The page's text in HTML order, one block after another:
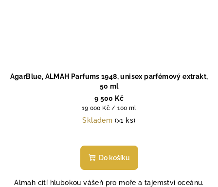
AgarBlue, ALMAH Parfums 1948, unisex parfémový extrakt,
50 ml
9 500 Kč
Měrná
cena:
19 000 Kč / 100 ml
Skladem (>1 ks)
Do košíku
Almah cítí hlubokou vášeň pro moře a tajemství oceánu.